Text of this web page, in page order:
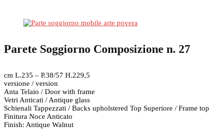
Parete Soggiorno Composizione n. 27
cm L.235 – P.38/57 H.229,5
versione / version
Anta Telaio / Door with frame
Vetri Anticati / Antique glass
Schienali Tappezzati / Backs upholstered Top Superiore / Frame top
Finitura Noce Anticato
Finish: Antique Walnut